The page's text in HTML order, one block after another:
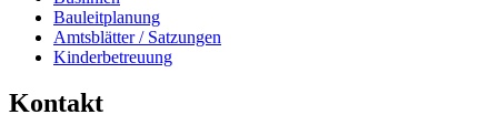
Bauleitplanung
Amtsblätter / Satzungen
Kinderbetreuung
Kontakt